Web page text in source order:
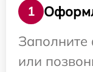
1
Заполните
или